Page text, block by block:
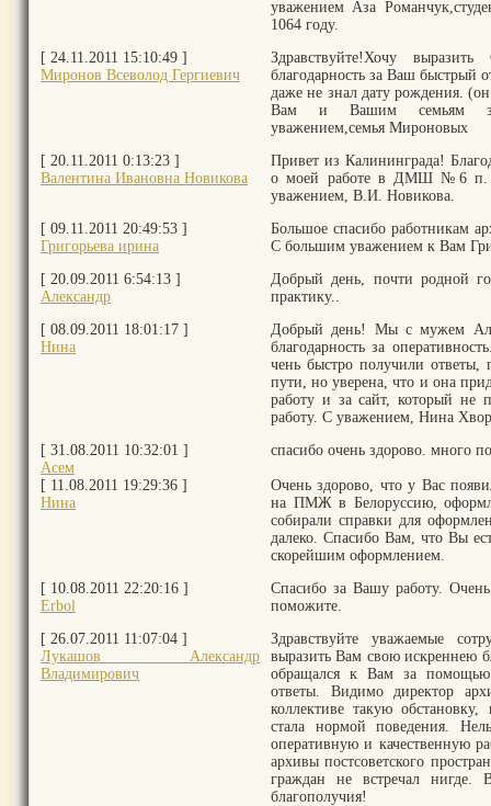
уважением Аза
1064 году.
[ 24.11.2011 15:10:49 ]
Миронов Всеволод Гергиевич
Здравствуйте!Хочу
благодарность за Ваш быстрый
даже не знал дату рождения.
Вам и Вашим семьям
уважением,семья Мироновых
[ 20.11.2011 0:13:23 ]
Валентина Ивановна Новикова
Привет из Калининграда!
о моей работе в ДМШ №6 п.
уважением, В.И. Новикова.
[ 09.11.2011 20:49:53 ]
Григорьева ирина
Большое спасибо работникам
С большим уважением к Вам
[ 20.09.2011 6:54:13 ]
Александр
Добрый день, почти родной
практику..
[ 08.09.2011 18:01:17 ]
Нина
Добрый день! Мы с мужем
благодарность за
чень быстро получили ответы,
пути, но уверена, что и она
работу и за сайт, который не
работу. С уважением, Нина
[ 31.08.2011 10:32:01 ]
Асем
спасибо очень здорово. много
[ 11.08.2011 19:29:36 ]
Нина
Очень здорово, что у Вас
на ПМЖ в Белоруссию,
собирали справки для
далеко. Спасибо Вам, что Вы
скорейшим оформлением.
[ 10.08.2011 22:20:16 ]
Erbol
Спасибо за Вашу работу.
поможите.
[ 26.07.2011 11:07:04 ]
Лукашов Александр
Владимирович
Здравствуйте уважаемые
выразить Вам свою искреннею
обращался к Вам за
ответы. Видимо директор
коллективе такую
стала нормой поведения.
оперативную и качественную
архивы постсоветского
граждан не встречал
благополучия!